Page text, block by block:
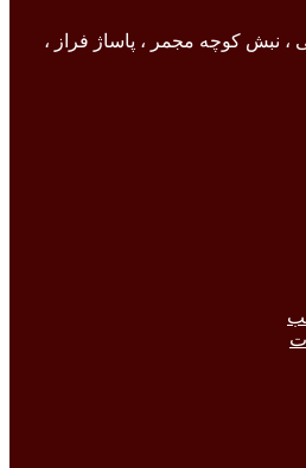
، نبش کوچه مجمر ، پاساژ فراز ،